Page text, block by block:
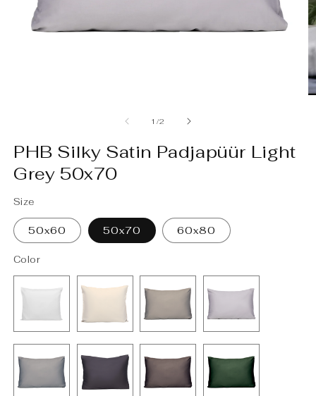
2
1/kohta
2
PHB Silky Satin Padjapüür Light
Grey 50x70
Size
50x60 50x70 60x80
Color